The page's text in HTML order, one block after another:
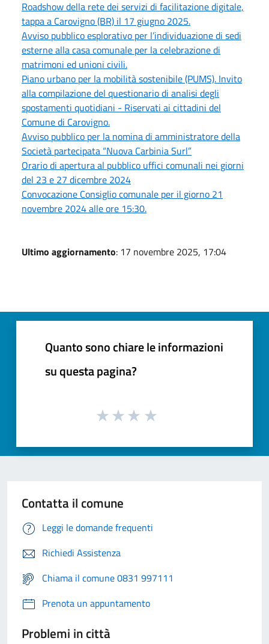
Roadshow della rete dei servizi di facilitazione digitale,
tappa a Carovigno (BR) il 17 giugno 2025.
Avviso pubblico esplorativo per l’individuazione di sedi
esterne alla casa comunale per la celebrazione di
matrimoni ed unioni civili.
Piano urbano per la mobilità sostenibile (PUMS). Invito
alla compilazione del questionario di analisi degli
spostamenti quotidiani - Riservati ai cittadini del
Comune di Carovigno.
Avviso pubblico per la nomina di amministratore della
Società partecipata “Nuova Carbinia Surl”
Orario di apertura al pubblico uffici comunali nei giorni
del 23 e 27 dicembre 2024
Convocazione Consiglio comunale per il giorno 21
novembre 2024 alle ore 15:30.
Ultimo aggiornamento: 17 novembre 2025, 17:04
Quanto sono chiare le informazioni
su questa pagina?
Contatta il comune
Leggi le domande frequenti
Richiedi Assistenza
Chiama il comune 0831 997111
Prenota un appuntamento
Problemi in città